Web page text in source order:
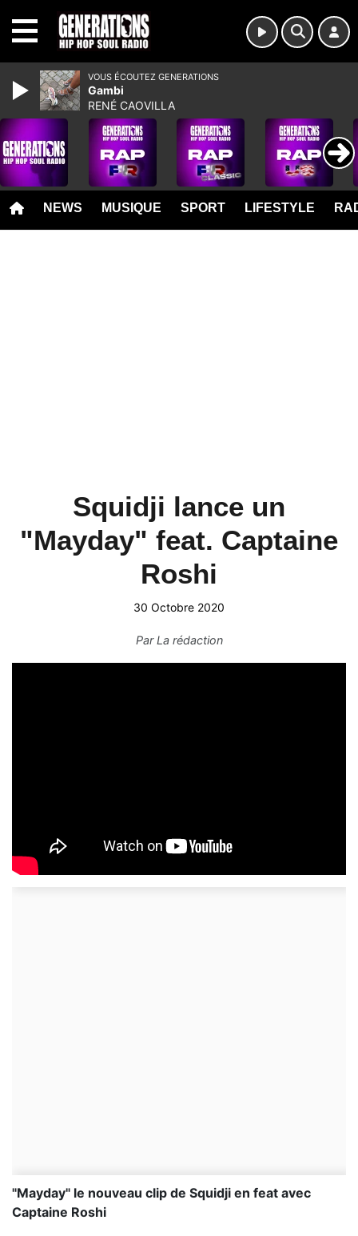
NEWS MUSIQUE SPORT LIFESTYLE
Squidji lance un
"Mayday" feat. Captaine
Roshi
30 Octobre 2020
ParLa rédaction
"Mayday" le nouveau clip de Squidji en feat avec
Captaine Roshi
VOUS ÉCOUTEZ GENERATIONS
Gambi
RENÉ CAOVILLA